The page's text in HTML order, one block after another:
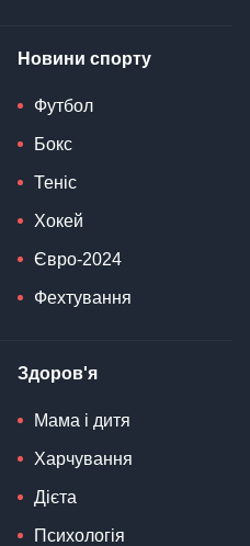
Новини спорту
Футбол
Бокс
Теніс
Хокей
Євро-2024
Фехтування
Здоров'я
Мама і дитя
Харчування
Дієта
Психологія